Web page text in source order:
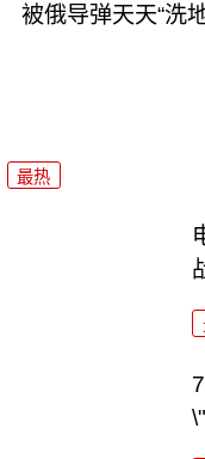
被俄导弹天天“洗
最热